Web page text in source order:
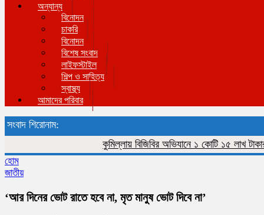
অন্যান্য
বিনোদন
চাকরি
বিনোদন
বিশেষ সংবাদ
লাইফস্টাইল
শিল্প ও সাহিত্য
স্বাস্থ্য
আমাদের পরিবার
সংবাদ শিরোনাম:
কুমিল্লায় বিজিবির অভিযানে ১ কোটি ১৫ লাখ টাকার
হোম
জাতীয়
‘আর দিনের ভোট রাতে হবে না, মৃত মানুষ ভোট দিবে না’